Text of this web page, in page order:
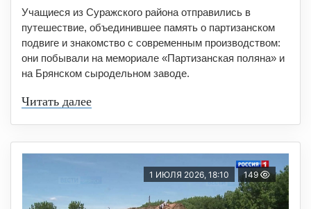
Учащиеся из Суражского района отправились в
путешествие, объединившее память о партизанском
подвиге и знакомство с современным производством:
они побывали на мемориале «Партизанская поляна» и
на Брянском сыродельном заводе.
Читать далее
1 ИЮЛЯ 2026, 18:10 149